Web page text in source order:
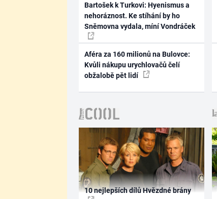
Bartošek k Turkovi: Hyenismus a
nehoráznost. Ke stíhání by ho
Sněmovna vydala, míní Vondráček
Aféra za 160 milionů na Bulovce:
Kvůli nákupu urychlovačů čelí
obžalobě pět lidí
10 nejlepších dílů Hvězdné brány